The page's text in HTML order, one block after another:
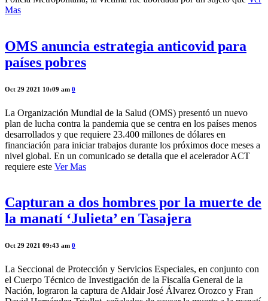
Mas
OMS anuncia estrategia anticovid para
países pobres
Oct 29 2021 10:09 am 0
La Organización Mundial de la Salud (OMS) presentó un nuevo
plan de lucha contra la pandemia que se centra en los países menos
desarrollados y que requiere 23.400 millones de dólares en
financiación para iniciar trabajos durante los próximos doce meses a
nivel global. En un comunicado se detalla que el acelerador ACT
requiere este Ver Mas
Capturan a dos hombres por la muerte de
la manatí ‘Julieta’ en Tasajera
Oct 29 2021 09:43 am 0
La Seccional de Protección y Servicios Especiales, en conjunto con
el Cuerpo Técnico de Investigación de la Fiscalía General de la
Nación, lograron la captura de Aldair José Álvarez Orozco y Fran